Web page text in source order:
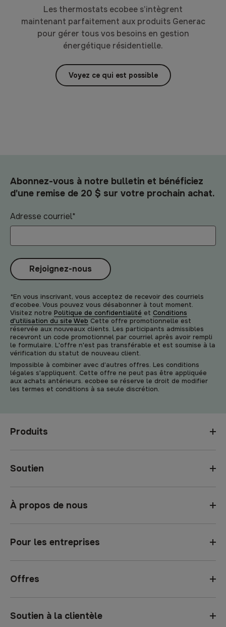
Les thermostats ecobee s’intègrent
maintenant parfaitement aux produits Generac
pour gérer tous vos besoins en gestion
énergétique résidentielle.
Voyez ce qui est possible
Abonnez-vous à notre bulletin et bénéficiez
d'une remise de 20 $ sur votre prochain achat.
Adresse courriel*
Rejoignez-nous
*En vous inscrivant, vous acceptez de recevoir des courriels
d’ecobee. Vous pouvez vous désabonner à tout moment.
Visitez notre Politique de confidentialité et Conditions
d'utilisation du site Web Cette offre promotionnelle est
réservée aux nouveaux clients. Les participants admissibles
recevront un code promotionnel par courriel après avoir rempli
le formulaire. L'offre n'est pas transférable et est soumise à la
vérification du statut de nouveau client.
Impossible à combiner avec d’autres offres. Les conditions
légales s'appliquent. Cette offre ne peut pas être appliquée
aux achats antérieurs. ecobee se réserve le droit de modifier
les termes et conditions à sa seule discrétion.
Produits
Soutien
À propos de nous
Pour les entreprises
Offres
Soutien à la clientèle